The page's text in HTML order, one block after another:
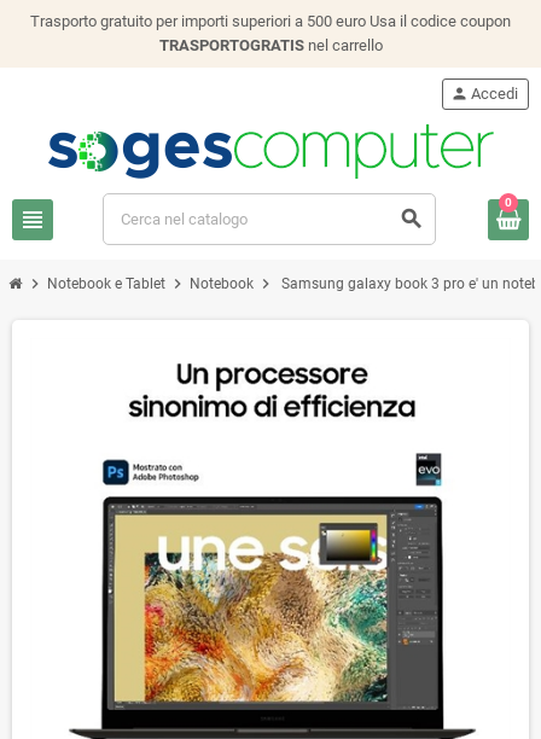
Trasporto gratuito per importi superiori a 500 euro Usa il codice coupon
TRASPORTOGRATISnel carrello
view_headline search
person Accedi
0
chevron_right Notebook e Tablet chevron_right Notebook chevron_right Samsung galaxy book 3 pro e' un